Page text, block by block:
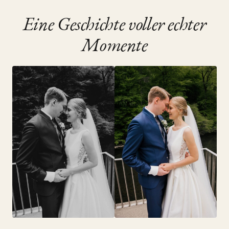
Eine Geschichte voller echter
Momente